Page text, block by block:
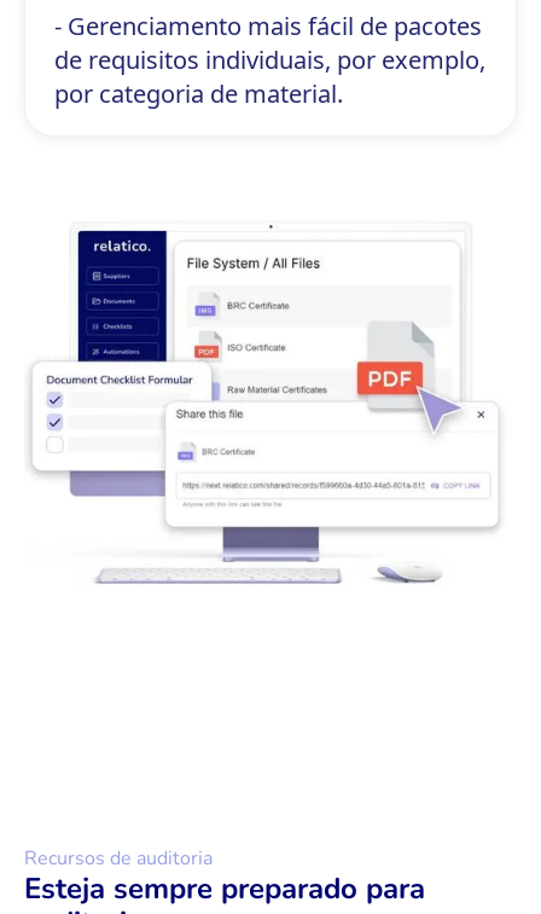
- Gerenciamento mais fácil de pacotes
de requisitos individuais, por exemplo,
por categoria de material.
Recursos de auditoria
Esteja sempre preparado para